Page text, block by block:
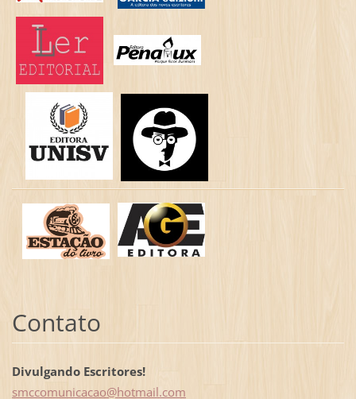
Contato
Divulgando Escritores!
smccomunicacao@hotmail.com